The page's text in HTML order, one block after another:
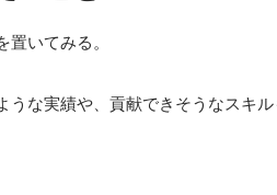
いてみる。
うな実績や、貢献できそうなスキ